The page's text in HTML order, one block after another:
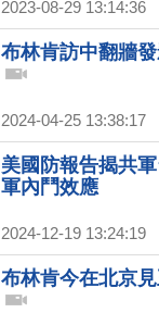
2023-08-29 13:14:36
布林肯訪中翻牆
2024-04-25 13:38:17
美國防報告揭共
軍內鬥效應
2024-12-19 13:24:19
布林肯今在北京